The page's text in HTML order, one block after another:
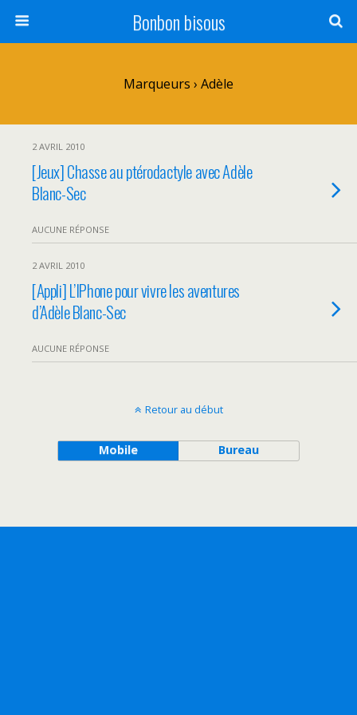
Bonbon bisous
Marqueurs › Adèle
2 AVRIL 2010
[Jeux] Chasse au ptérodactyle avec Adèle
Blanc-Sec
AUCUNE RÉPONSE
2 AVRIL 2010
[Appli] L’IPhone pour vivre les aventures
d’Adèle Blanc-Sec
AUCUNE RÉPONSE
Retour au début
Mobile Bureau